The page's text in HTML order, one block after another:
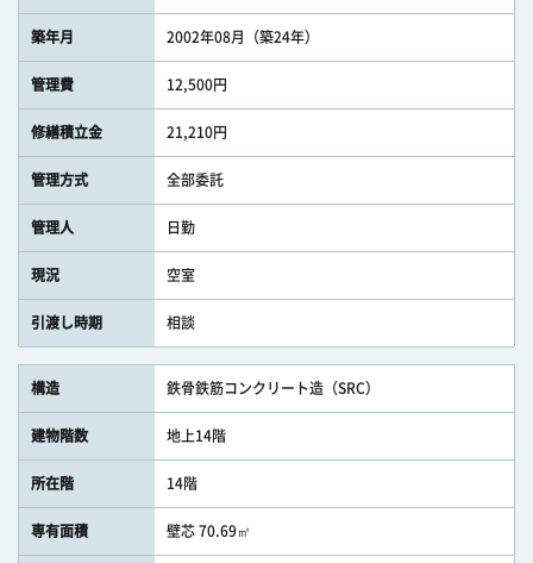
築年月 2002年08月（築24年）
管理費 12,500円
修繕積立金 21,210円
管理方式 全部委託
管理人 日勤
現況 空室
引渡し時期 相談
構造 鉄骨鉄筋コンクリート造（SRC）
建物階数 地上14階
所在階 14階
専有面積 壁芯 70.69㎡